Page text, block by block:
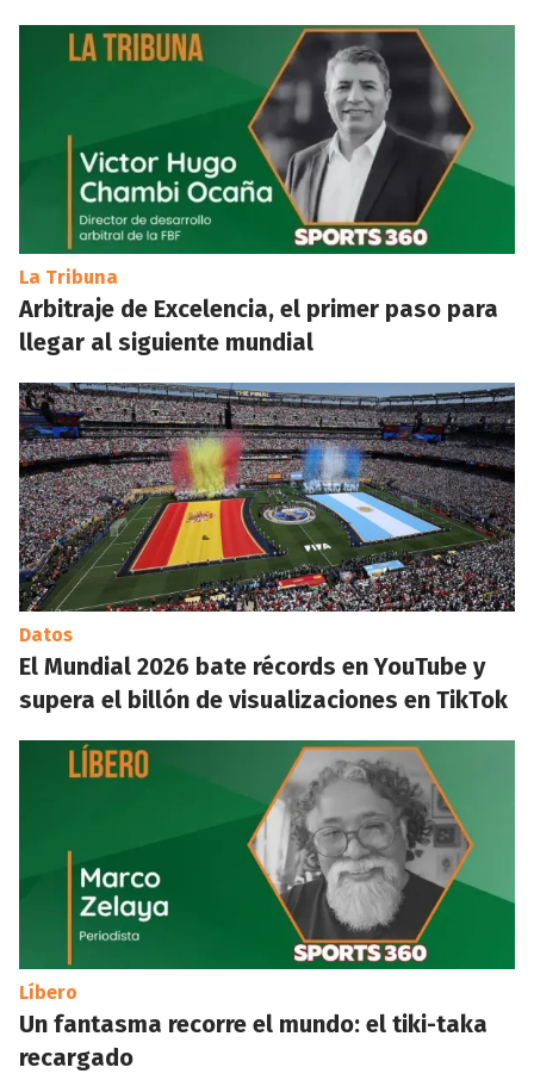
La Tribuna
Arbitraje de Excelencia, el primer paso para
llegar al siguiente mundial
Datos
El Mundial 2026 bate récords en YouTube y
supera el billón de visualizaciones en TikTok
Líbero
Un fantasma recorre el mundo: el tiki-taka
recargado